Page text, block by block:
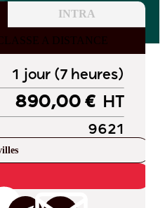
INTRA
A DISTANCE
1 jour (7 heures)
890,00 € HT
9621